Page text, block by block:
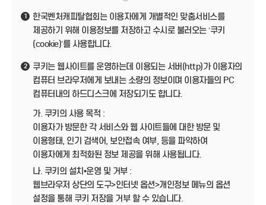
1
한국벤처캐피탈협회는 이용자에게 개별적인 맞춤서비스를
제공하기 위해 이용정보를 저장하고 수시로 불러오는 ‘쿠키
(cookie)’를 사용합니다.
2
쿠키는 웹사이트를 운영하는데 이용되는 서버(http)가 이용자의
컴퓨터 브라우저에게 보내는 소량의 정보이며 이용자들의 PC
컴퓨터내의 하드디스크에 저장되기도 합니다.
가. 쿠키의 사용 목적 :
이용자가 방문한 각 서비스와 웹 사이트들에 대한 방문 및
이용형태, 인기 검색어, 보안접속 여부, 등을 파악하여
이용자에게 최적화된 정보 제공을 위해 사용됩니다.
나. 쿠키의 설치•운영 및 거부 :
웹브라우저 상단의 도구>인터넷 옵션>개인정보 메뉴의 옵션
설정을 통해 쿠키 저장을 거부 할 수 있습니다.